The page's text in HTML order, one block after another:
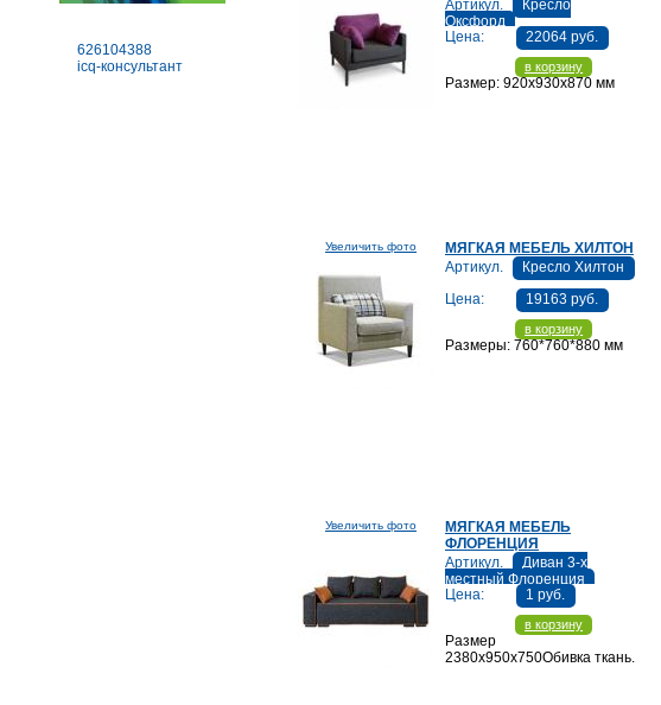
626104388
icq-консультант
Артикул.
Кресло
Оксфорд
Цена:
22064 руб.
в корзину
Размер: 920х930х870 мм
Увеличить фото
МЯГКАЯ МЕБЕЛЬ ХИЛТОН
Артикул.
Кресло Хилтон
Цена:
19163 руб.
в корзину
Размеры: 760*760*880 мм
Увеличить фото
МЯГКАЯ МЕБЕЛЬ
ФЛОРЕНЦИЯ
Артикул.
Диван 3-х
местный Флоренция
Цена:
1 руб.
в корзину
Размер
2380х950х750Обивка ткань.